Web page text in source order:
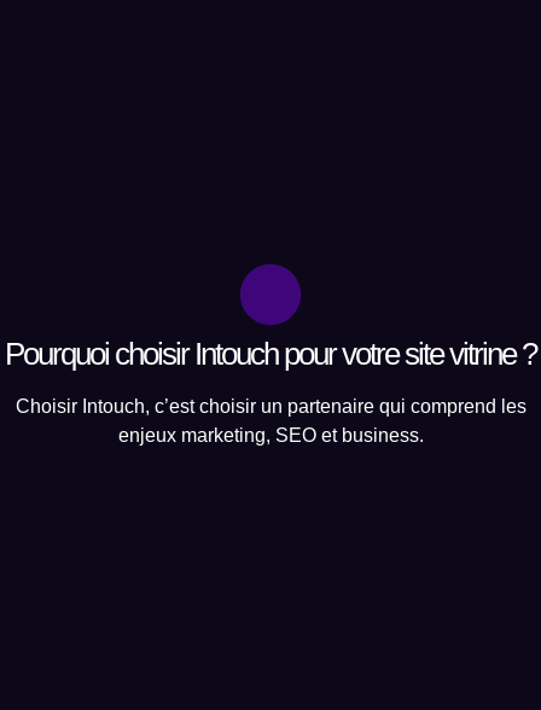
Pourquoi choisir Intouch pour votre site vitrine ?
Choisir Intouch, c’est choisir un partenaire qui comprend les
enjeux marketing, SEO et business.